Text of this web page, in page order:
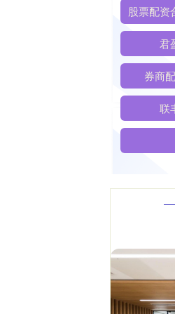
股票配资
君
券商
联